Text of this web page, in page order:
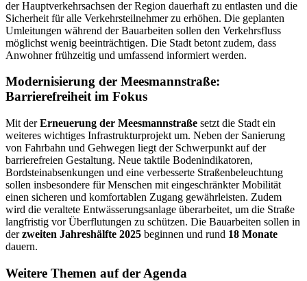
der Hauptverkehrsachsen der Region dauerhaft zu entlasten und die
Sicherheit für alle Verkehrsteilnehmer zu erhöhen. Die geplanten
Umleitungen während der Bauarbeiten sollen den Verkehrsfluss
möglichst wenig beeinträchtigen. Die Stadt betont zudem, dass
Anwohner frühzeitig und umfassend informiert werden.
Modernisierung der Meesmannstraße:
Barrierefreiheit im Fokus
Mit derErneuerung der Meesmannstraße setzt die Stadt ein
weiteres wichtiges Infrastrukturprojekt um. Neben der Sanierung
von Fahrbahn und Gehwegen liegt der Schwerpunkt auf der
barrierefreien Gestaltung. Neue taktile Bodenindikatoren,
Bordsteinabsenkungen und eine verbesserte Straßenbeleuchtung
sollen insbesondere für Menschen mit eingeschränkter Mobilität
einen sicheren und komfortablen Zugang gewährleisten. Zudem
wird die veraltete Entwässerungsanlage überarbeitet, um die Straße
langfristig vor Überflutungen zu schützen. Die Bauarbeiten sollen in
derzweiten Jahreshälfte 2025 beginnen und rund 18 Monate
dauern.
Weitere Themen auf der Agenda